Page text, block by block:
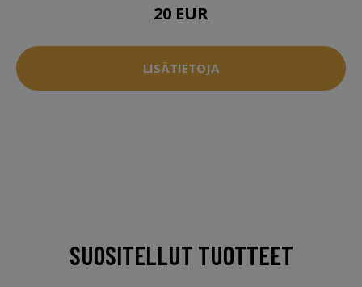
20 EUR
LISÄTIETOJA
SUOSITELLUT TUOTTEET